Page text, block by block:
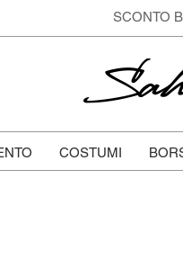
SCONTO
COSTUMI